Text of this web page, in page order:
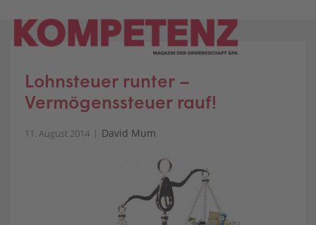
content
Lohnsteuer runter –
Vermögenssteuer rauf!
11. August 2014 David Mum